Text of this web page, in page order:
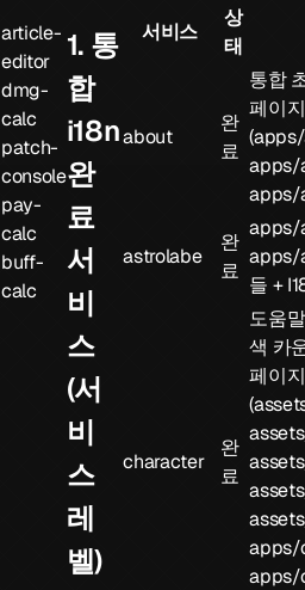
article-
editor
dmg-
calc
patch-
console
pay-
calc
buff-
calc
1. 통
합
i18n
완
료
서
비
스
(서
비
스
레
벨)
서비스
상
태
about
완
료
통합
페이
(
apps/
apps/
astrolabe
완
료
apps/
apps/
들 +
character
완
료
도움
색 카
페이
(
apps/
apps/